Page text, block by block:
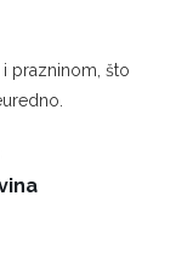
prazninom, što